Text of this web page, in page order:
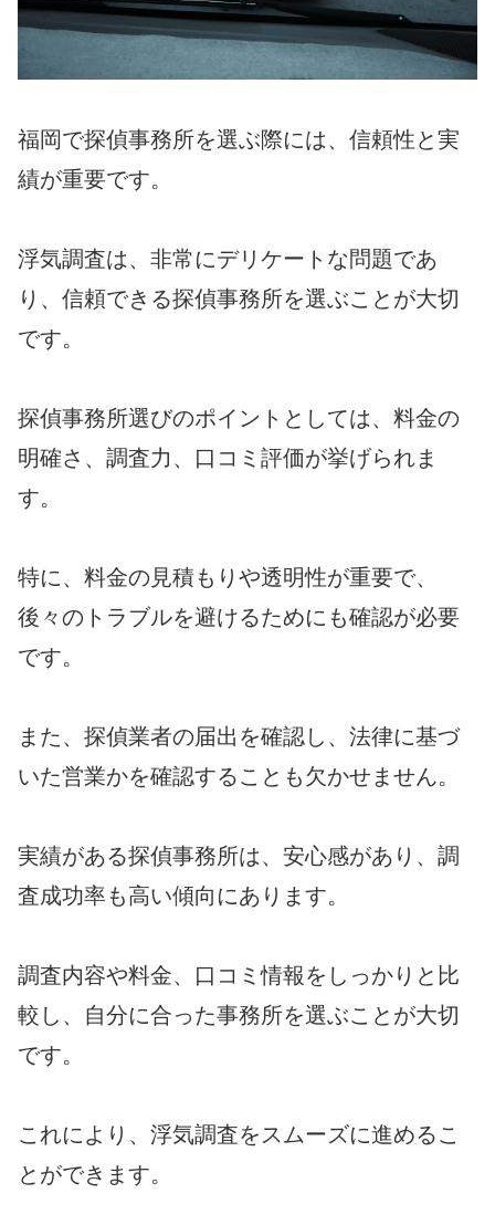
福岡で探偵事務所を選ぶ際には、信頼性と実
績が重要です。
浮気調査は、非常にデリケートな問題であ
り、信頼できる探偵事務所を選ぶことが大切
です。
探偵事務所選びのポイントとしては、料金の
明確さ、調査力、口コミ評価が挙げられま
す。
特に、料金の見積もりや透明性が重要で、
後々のトラブルを避けるためにも確認が必要
です。
また、探偵業者の届出を確認し、法律に基づ
いた営業かを確認することも欠かせません。
実績がある探偵事務所は、安心感があり、調
査成功率も高い傾向にあります。
調査内容や料金、口コミ情報をしっかりと比
較し、自分に合った事務所を選ぶことが大切
です。
これにより、浮気調査をスムーズに進めるこ
とができます。